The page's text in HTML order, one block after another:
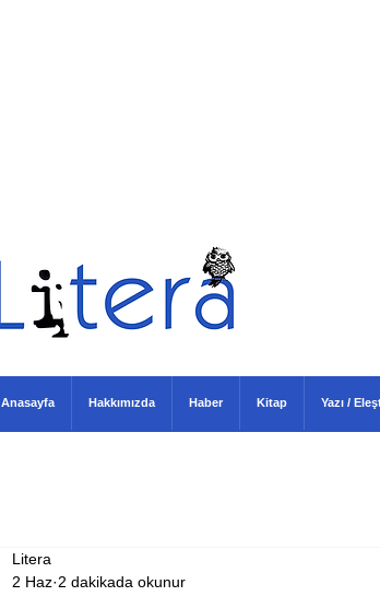
Litera
2 Haz 2 dakikada okunur
Anasayfa Hakkımızda Haber Kitap Yazı /